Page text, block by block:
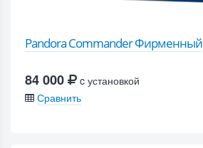
Pandora Commander Фирменный
84 000
c установкой
Сравнить